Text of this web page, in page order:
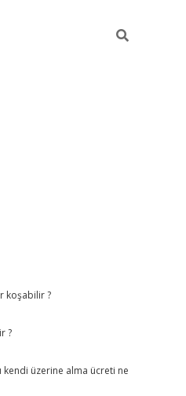
koşabilir ?
?
kendi üzerine alma ücreti ne